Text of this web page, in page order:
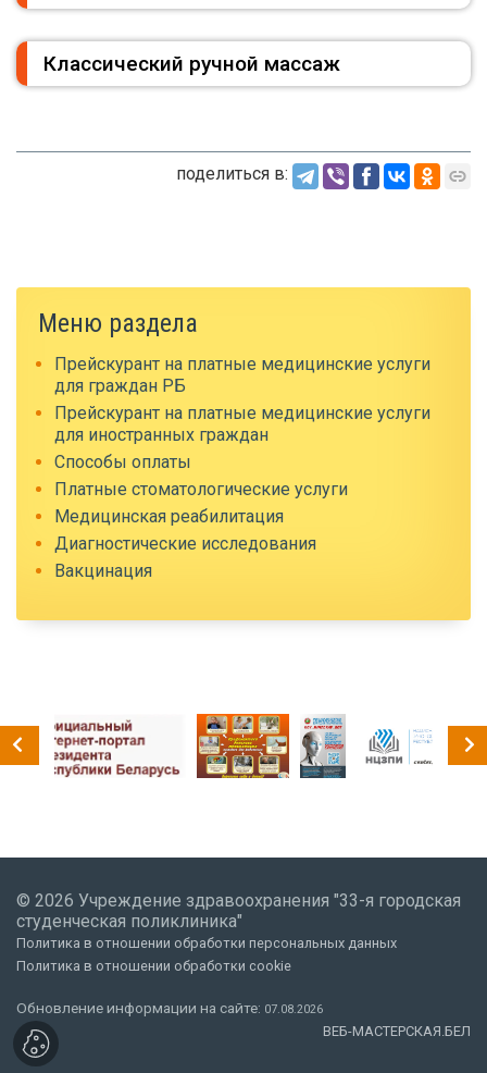
Классический ручной массаж
поделиться в:
Меню раздела
Прейскурант на платные медицинские услуги
для граждан РБ
Прейскурант на платные медицинские услуги
для иностранных граждан
Способы оплаты
Платные стоматологические услуги
Медицинская реабилитация
Диагностические исследования
Вакцинация
© 2026 Учреждение здравоохранения "33-я городская
студенческая поликлиника"
Политика в отношении обработки персональных данных
Политика в отношении обработки cookie
Обновление информации на сайте: 07.08.2026
ВЕБ-МАСТЕРСКАЯ.БЕЛ